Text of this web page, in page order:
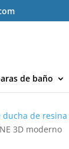
de baño
ducha de resina
3D moderno